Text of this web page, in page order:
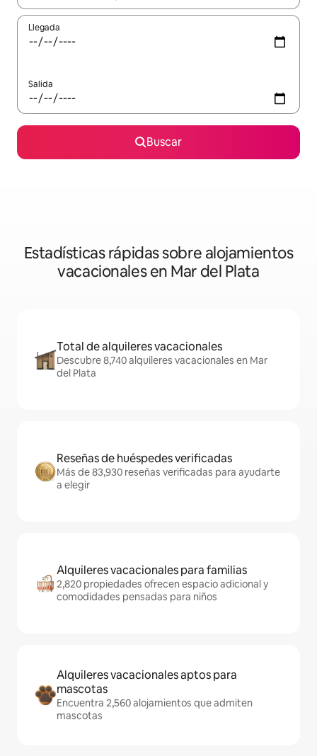
Llegada
Salida
Buscar
Estadísticas rápidas sobre alojamientos
vacacionales en Mar del Plata
Total de alquileres vacacionales
Descubre 8,740 alquileres vacacionales en Mar
del Plata
Reseñas de huéspedes verificadas
Más de 83,930 reseñas verificadas para ayudarte
a elegir
Alquileres vacacionales para familias
2,820 propiedades ofrecen espacio adicional y
comodidades pensadas para niños
Alquileres vacacionales aptos para
mascotas
Encuentra 2,560 alojamientos que admiten
mascotas